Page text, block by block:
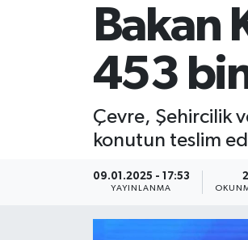
Bakan
453
Çevre, Şehircilik
konutun teslim
09.01.2025 - 17:53
YAYINLANMA